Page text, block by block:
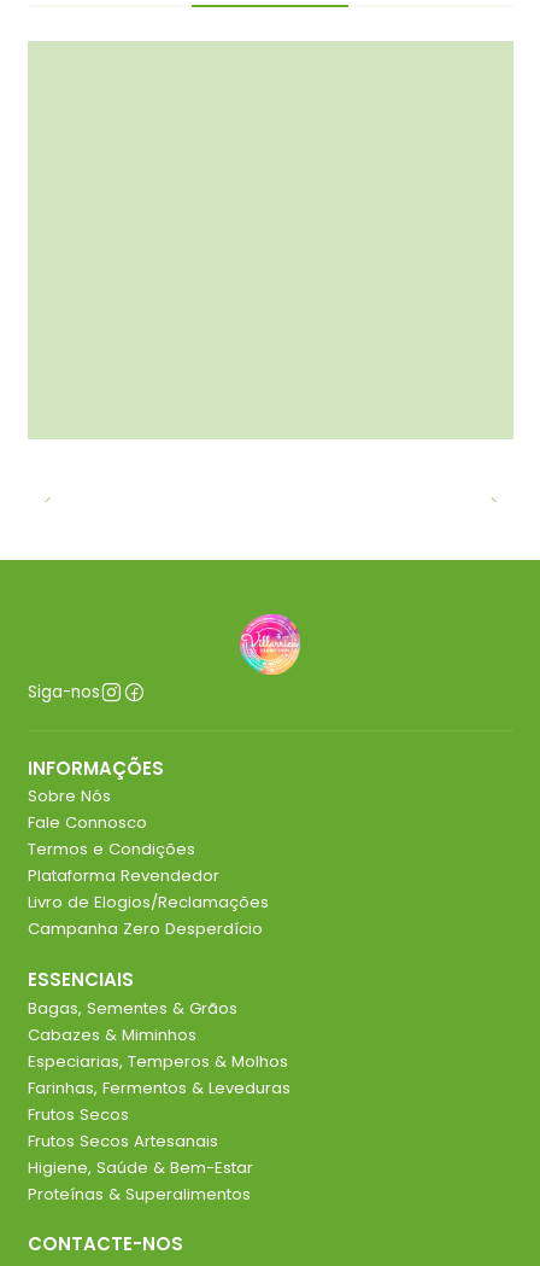
Siga-nos
INFORMAÇÕES
Sobre Nós
Fale Connosco
Termos e Condições
Plataforma Revendedor
Livro de Elogios/Reclamações
Campanha Zero Desperdício
ESSENCIAIS
Bagas, Sementes & Grãos
Cabazes & Miminhos
Especiarias, Temperos & Molhos
Farinhas, Fermentos & Leveduras
Frutos Secos
Frutos Secos Artesanais
Higiene, Saúde & Bem-Estar
Proteínas & Superalimentos
CONTACTE-NOS